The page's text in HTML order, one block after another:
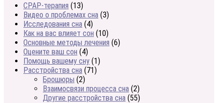
CPAP-терапия (13)
Видео о проблемах сна (3)
Исследования сна (4)
Как на вас влияет сон (10)
Основные методы лечения (6)
Оцените ваш сон (4)
Помощь вашему сну (1)
Расстройства сна (71)
Брошюры (2)
Взаимосвязи процесса сна (2)
Другие расстройства сна (55)